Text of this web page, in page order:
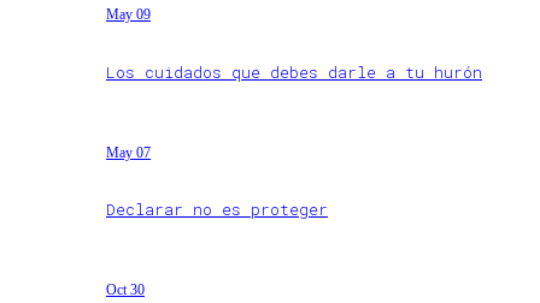
May 09
Los cuidados que debes darle a tu hurón
May 07
Declarar no es proteger
Oct 30